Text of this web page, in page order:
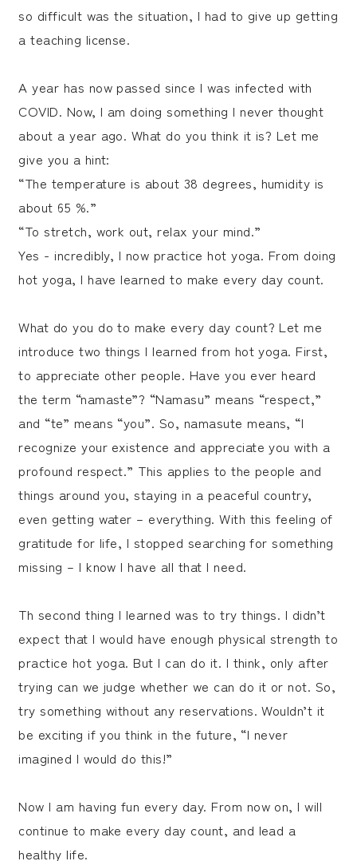
附属中学校
so difficult was the situation, I had to give up getting
a teaching license.
A year has now passed since I was infected with
COVID. Now, I am doing something I never thought
about a year ago. What do you think it is? Let me
give you a hint:
“The temperature is about 38 degrees, humidity is
about 65 %.”
“To stretch, work out, relax your mind.”
Yes - incredibly, I now practice hot yoga. From doing
hot yoga, I have learned to make every day count.
What do you do to make every day count? Let me
introduce two things I learned from hot yoga. First,
to appreciate other people. Have you ever heard
the term “namaste”? “Namasu” means “respect,”
and “te” means “you”. So, namasute means, “I
recognize your existence and appreciate you with a
profound respect.” This applies to the people and
things around you, staying in a peaceful country,
even getting water – everything. With this feeling of
gratitude for life, I stopped searching for something
missing – I know I have all that I need.
Th second thing I learned was to try things. I didn’t
expect that I would have enough physical strength to
practice hot yoga. But I can do it. I think, only after
trying can we judge whether we can do it or not. So,
try something without any reservations. Wouldn’t it
be exciting if you think in the future, “I never
imagined I would do this!”
Now I am having fun every day. From now on, I will
continue to make every day count, and lead a
healthy life.